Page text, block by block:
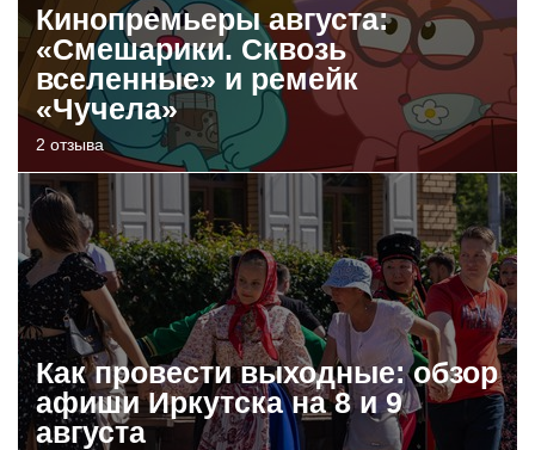
Кинопремьеры августа:
«Смешарики. Сквозь
вселенные» и ремейк
«Чучела»
2 отзыва
Как провести выходные: обзор
афиши Иркутска на 8 и 9
августа